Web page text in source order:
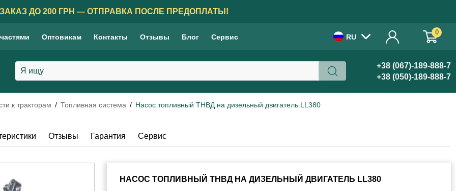
ЗАКАЗ ДО 200 ГРН — ОТПРАВКА ПОСЛЕ ПРЕДОПЛАТЫ!
Оптовикам Контакты Отзывы Блог Сервис RU
0
+38 (067)-189-888-7
+38 (050)-189-888-7
к тракторам Топливная система Насос топливный ТНВД на дизельный двигатель LL380
Отзывы Гарантия Сервис
НАСОС ТОПЛИВНЫЙ ТНВД НА ДИЗЕЛЬНЫЙ ДВИГАТЕЛЬ LL380
×
Бажаєте українською?
ТАК